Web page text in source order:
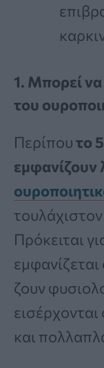
1. Μπορεί να
του
Περίπουτο
εμφανίζουν
Πρόκειται
ζουν
και